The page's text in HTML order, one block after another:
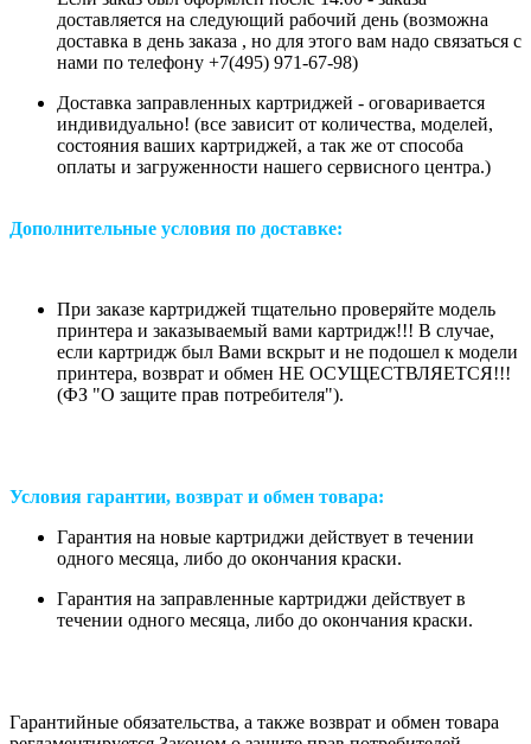
доставляется на следующий рабочий день (возможна
доставка в день заказа , но для этого вам надо связаться с
нами по телефону +7(495) 971-67-98)
Доставка заправленных картриджей - оговаривается
индивидуально! (все зависит от количества, моделей,
состояния ваших картриджей, а так же от способа
оплаты и загруженности нашего сервисного центра.)
Дополнительные условия по доставке:
При заказе картриджей тщательно проверяйте модель
принтера и заказываемый вами картридж!!! В случае,
если картридж был Вами вскрыт и не подошел к модели
принтера, возврат и обмен НЕ ОСУЩЕСТВЛЯЕТСЯ!!!
(ФЗ "О защите прав потребителя").
Условия гарантии, возврат и обмен товара:
Гарантия на новые картриджи действует в течении
одного месяца, либо до окончания краски.
Гарантия на заправленные картриджи действует в
течении одного месяца, либо до окончания краски.
Гарантийные обязательства, а также возврат и обмен товара